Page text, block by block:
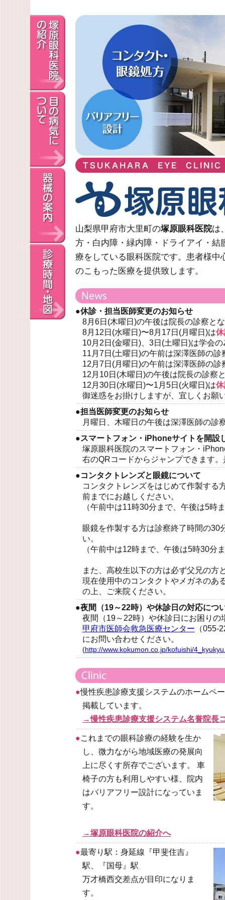
山梨県甲府市大里町の塚原眼科医院は
方・白内障・緑内障・ドライアイ・結
療をしている眼科医院です。患者様中
のこもった医療を提供致します。
●休診・担当医師変更のお知らせ
8月6日(木曜日)の午後は院長の診察と
8月12日(水曜日)〜8月17日(月曜日)は
10月2日(金曜日)、3日(土曜日)は学会の
11月7日(土曜日)の午前は深澤医師の診
12月7日(月曜日)の午前は深澤医師の診
12月10日(木曜日)の午後は院長の診察
12月30日(水曜日)〜1月5日(火曜日)は
御迷惑をお掛けしますが、宜しくお願
●担当医師変更のお知らせ
月曜日、木曜日の午後は深澤医師の診
●スマートフォン・iPhoneサイトを開設
塚原眼科医院のスマートフォン・
右のQRコードからジャンプできます
●コンタクトレンズと眼鏡について
コンタクトレンズをはじめて作製する
前までにお越しください。
（午前中は11時30分まで、午後は5時
眼鏡を作製する方は診察終了時間の30
い。
（午前中は12時まで、午後は5時30分
また、高校生以下の方は必ず父兄の方
現在使用中のコンタクトやメガネのあ
の上、ご来院ください。
●夜間（19～22時）や休診日の対応につ
夜間（19～22時）や休診日にお困りの
甲府市医師会救急医療センター （055-
にお問い合わせください。
(http://www.kokumon.co.jp/kofuishi/
●慢性疾患診療支援システムのホームペ
掲載しています。
→慢性疾患診療支援システム名誉院長
●これまでの眼科診療の経験を生か
し、微力ながら地域医療の発展向
上に尽くす所存でございます。 車
椅子の方も利用しやすい様、院内
はバリアフリー設計になっていま
す。
→塚原眼科医院の紹介へ
●最寄り駅：身延線『甲斐住吉』
駅、『国母』駅
万才橋西交差点が目印になりま
す。